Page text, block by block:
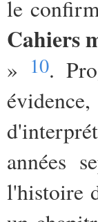
le
Cahiers
» 10.
années
l'histoire